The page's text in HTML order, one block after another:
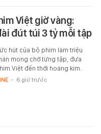
Việt giờ vàng:
đút túi 3 tỷ mỗi tập
hút của bộ phim làm triệu
mong chờ từng tập, đưa
Việt đến thời hoàng kim.
- 6 giờ trước